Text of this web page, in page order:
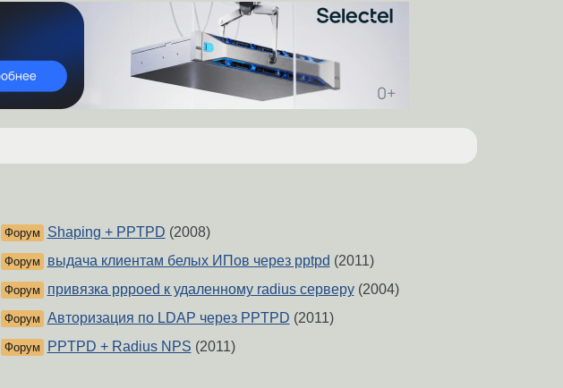
Форум Shaping + PPTPD (2008)
Форум выдача клиентам белых ИПов через pptpd (2011)
Форум привязка pppoed к удаленному radius серверу(2004)
Форум Авторизация по LDAP через PPTPD (2011)
Форум PPTPD + Radius NPS (2011)